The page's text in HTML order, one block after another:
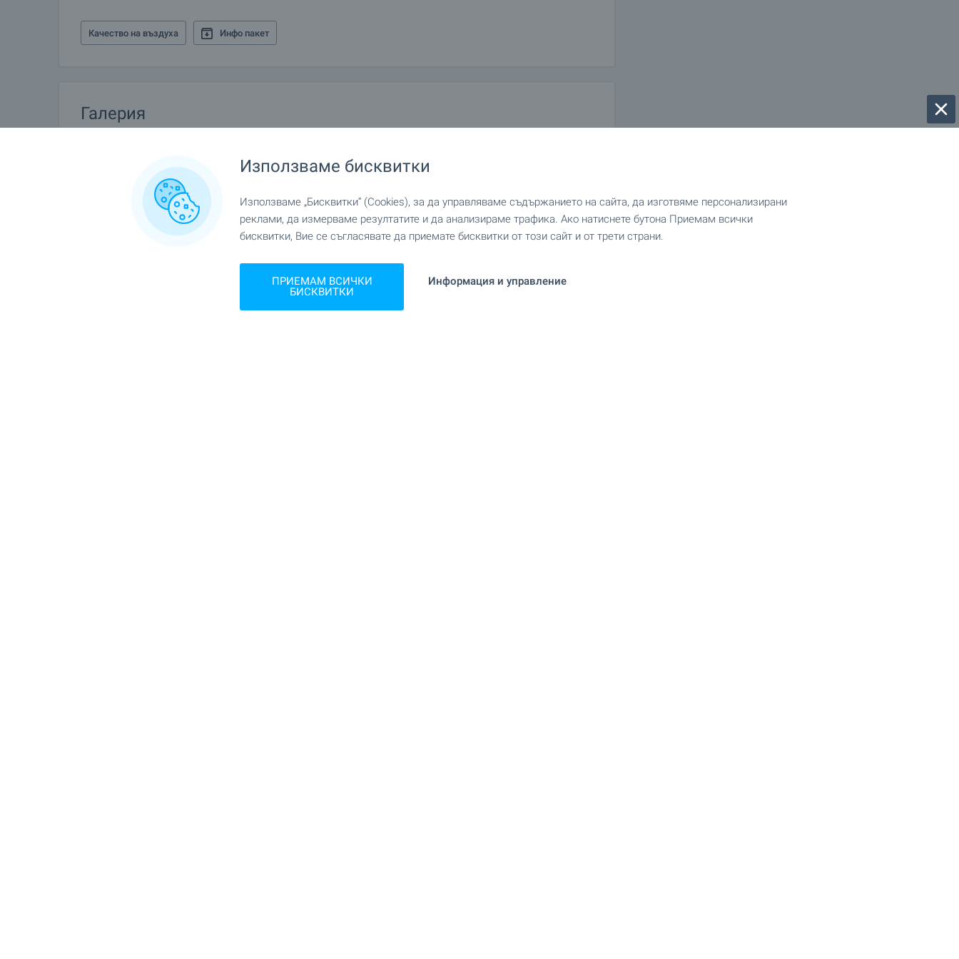
Качество на въздуха Инфо пакет
Галерия
Използваме бисквитки
Използваме „Бисквитки“ (Cookies), за да управляваме съдържанието на сайта, да изготвяме персонализирани
реклами, да измерваме резултатите и да анализираме трафика. Ако натиснете бутона Приемам всички
бисквитки, Вие се съгласявате да приемате бисквитки от този сайт и от трети страни.
ПРИЕМАМ ВСИЧКИ
БИСКВИТКИ
Информация и управление